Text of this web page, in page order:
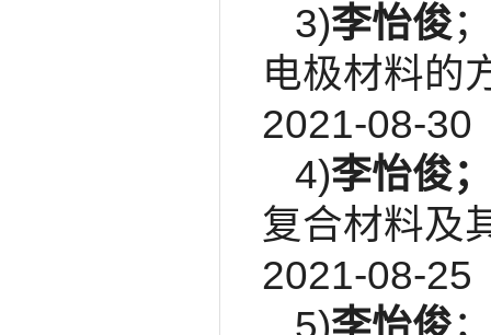
3)李怡俊
电极材料的
2021-08-30
4)李怡俊
复合材料及
2021-08-25
5)李怡俊